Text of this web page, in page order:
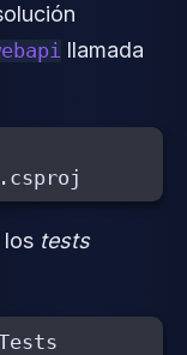
llamada
los tests